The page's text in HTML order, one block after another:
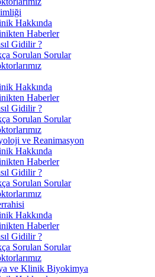
Hakkında
Haberler
Gidilir ?
Sorulan Sorular
Hakkında
Haberler
Gidilir ?
Sorulan Sorular
ve Reanimasyon
Hakkında
Haberler
Gidilir ?
Sorulan Sorular
Hakkında
Haberler
Gidilir ?
Sorulan Sorular
ve Klinik Biyokimya